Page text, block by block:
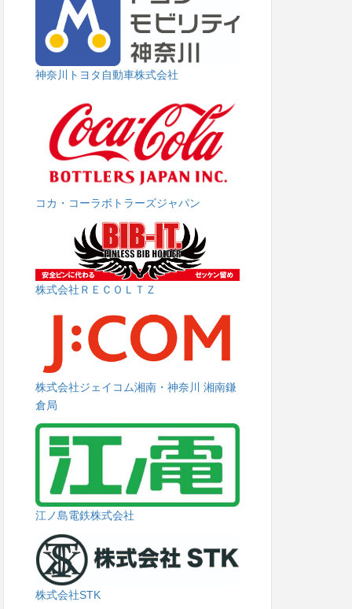
神奈川トヨタ自動車株式会社
コカ・コーラボトラーズジャパン
株式会社ＲＥＣＯＬＴＺ
株式会社ジェイコム湘南・神奈川 湘南鎌
倉局
江ノ島電鉄株式会社
株式会社STK